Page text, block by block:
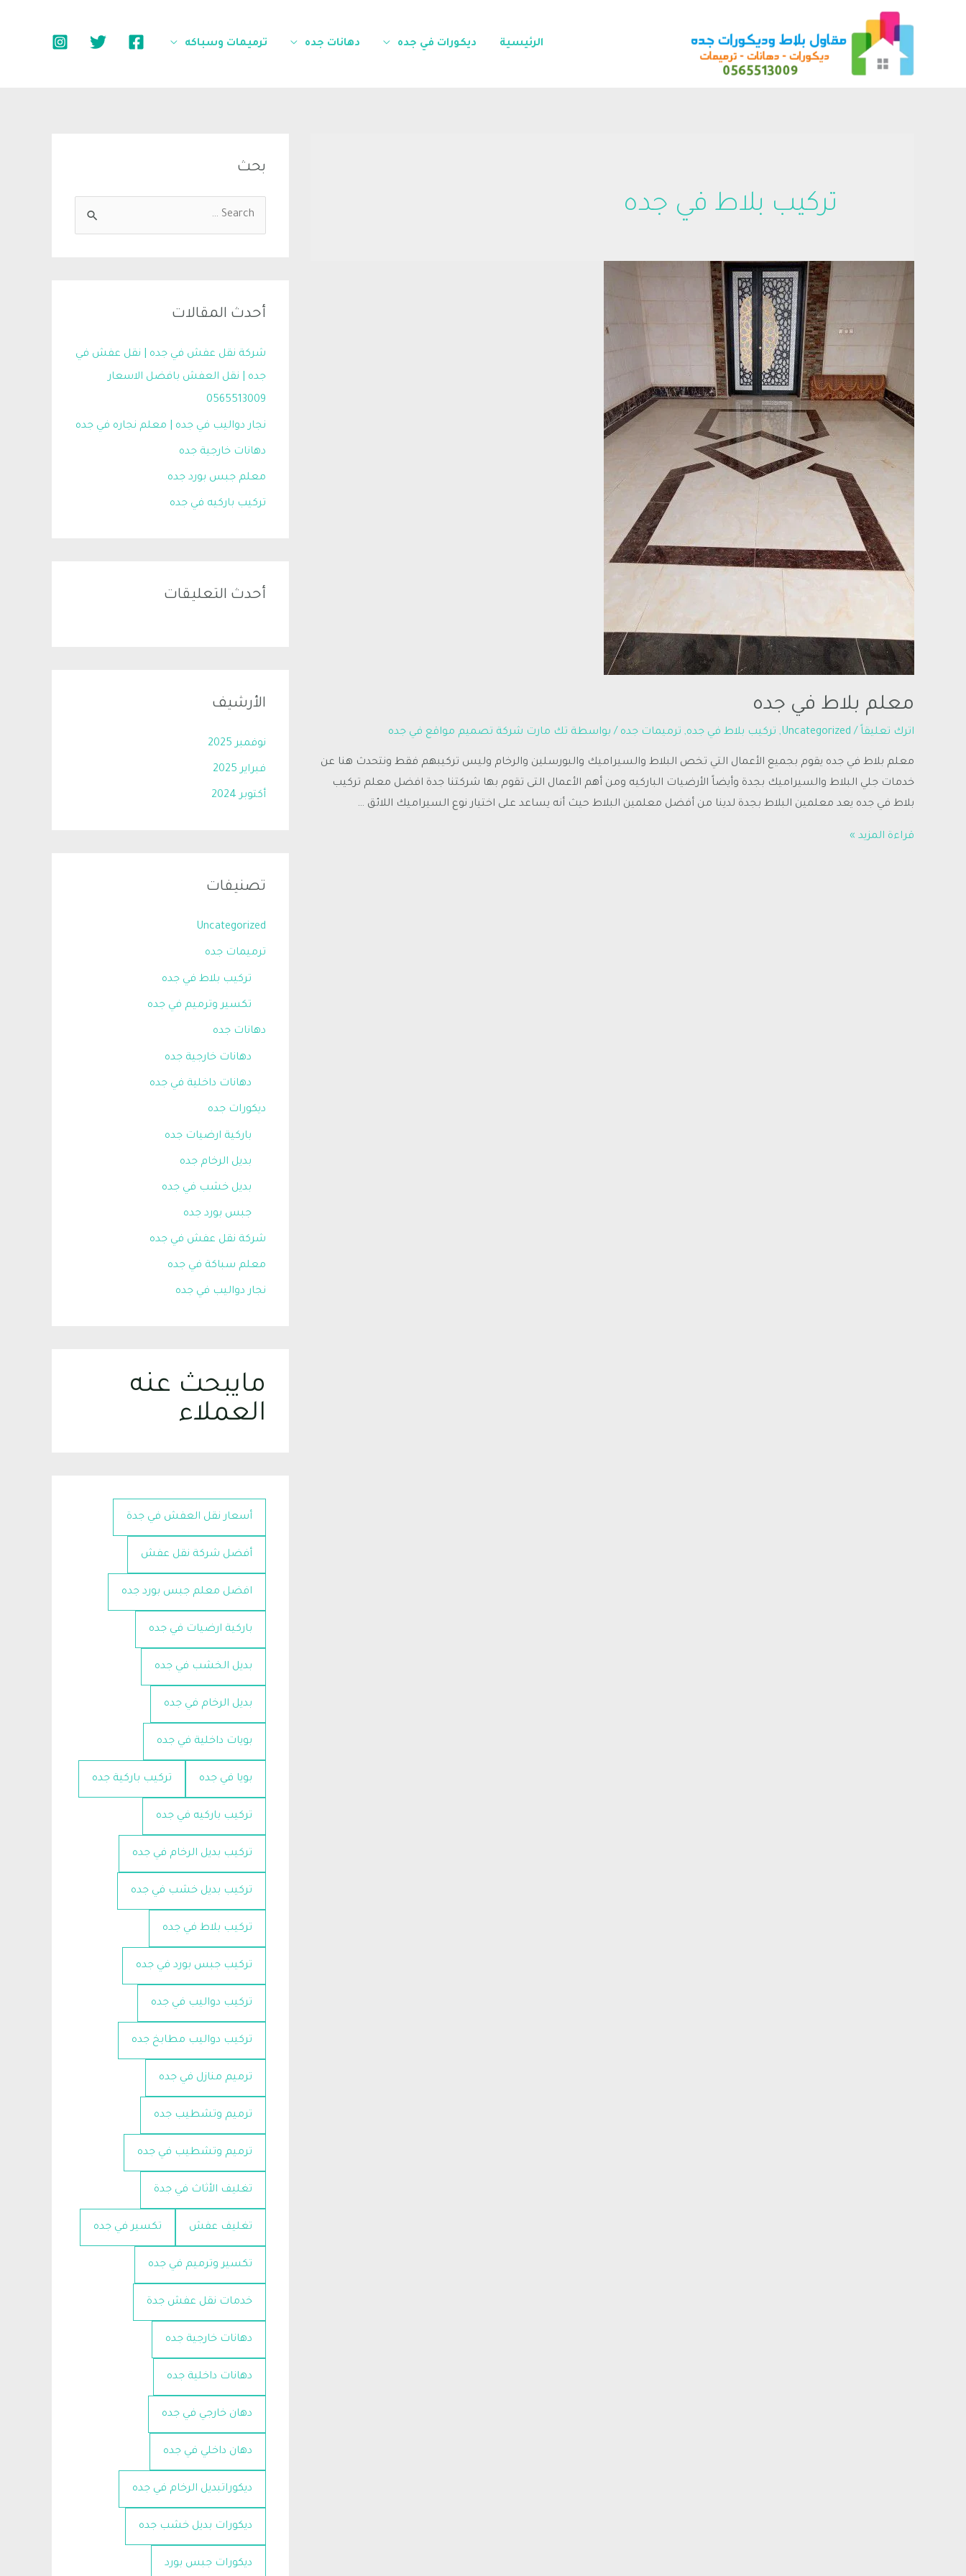
الرئيسية ديكورات في جده دهانات جده ترميمات وسباكه
تركيب بلاط في جده
معلم بلاط في جده
اترك تعليقاً /
Uncategorized
, تركيب بلاط في جده, ترميمات جده / بواسطة تك مارت شركة تصميم مواقع في جده
معلم بلاط في جده يقوم بجميع الأعمال التي تخص البلاط والسيراميك والبورسلين والرخام وليس تركيبهم فقط ونتحدث هنا عن
خدمات جلي البلاط والسيراميك بجدة وأيضاً الأرضيات الباركيه ومن أهم الأعمال التى تقوم بها شركتنا جدة افضل معلم تركيب
بلاط في جده يعد معلمين البلاط بجدة لدينا من أفضل معلمين البلاط حيث أنه يساعد على اختيار نوع السيراميك اللائق …
قراءة المزيد »
بحث
أحدث المقالات
شركة نقل عفش في جده | نقل عفش في
جده | نقل العفش بافضل الاسعار
0565513009
نجار دواليب في جده | معلم نجاره في جده
دهانات خارجية جده
معلم جبس بورد جده
تركيب باركيه في جده
أحدث التعليقات
الأرشيف
نوفمبر 2025
فبراير 2025
أكتوبر 2024
تصنيفات
Uncategorized
ترميمات جده
تركيب بلاط في جده
تكسير وترميم في جده
دهانات جده
دهانات خارجية جده
دهانات داخلية في جده
ديكورات جده
باركية ارضيات جده
بديل الرخام جده
بديل خشب في جده
جبس بورد جده
شركة نقل عفش في جده
معلم سباكة في جده
نجار دواليب في جده
مايبحث عنه
العملاء
أسعار نقل العفش في جدة
أفضل شركة نقل عفش
افضل معلم جبس بورد جده
باركية ارضيات في جده
بديل الخشب في جده
بديل الرخام في جده
بويات داخلية في جده
بويا في جده تركيب باركية جده
تركيب باركيه في جده
تركيب بديل الرخام في جده
تركيب بديل خشب في جده
تركيب بلاط في جده
تركيب جبس بورد في جده
تركيب دواليب في جده
تركيب دواليب مطابخ جده
ترميم منازل في جده
ترميم وتشطيب جده
ترميم وتشطيب في جده
تغليف الأثاث في جدة
تغليف عفش تكسير في جده
تكسير وترميم في جده
خدمات نقل عفش جدة
دهانات خارجية جده
دهانات داخلية جده
دهان خارجي في جده
دهان داخلي في جده
ديكوراتبديل الرخام في جده
ديكورات بديل خشب جده
ديكورات جبس بورد